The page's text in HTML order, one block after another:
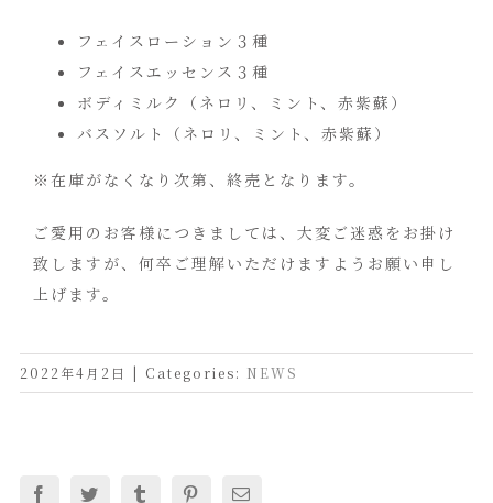
フェイスローション３種
フェイスエッセンス３種
ボディミルク（ネロリ、ミント、赤紫蘇）
バスソルト（ネロリ、ミント、赤紫蘇）
※在庫がなくなり次第、終売となります。
ご愛用のお客様につきましては、大変ご迷惑をお掛け
致しますが、何卒ご理解いただけますようお願い申し
上げます。
2022年4月2日 | Categories: NEWS
FacebookTwitterTumblr Pinterest